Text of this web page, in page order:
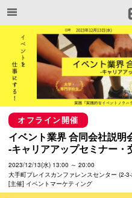
オフライン開催
イベント業界 合同会社説明
-キャリアアップセミナー・
2023/12/13(水) 13:00 ～ 20:00
大手町プレイスカンファレンスセンター (2-
[主催] イベントマーケティング